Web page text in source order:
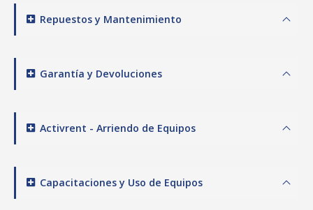
Repuestos y Mantenimiento
Garantía y Devoluciones
Activrent - Arriendo de Equipos
Capacitaciones y Uso de Equipos